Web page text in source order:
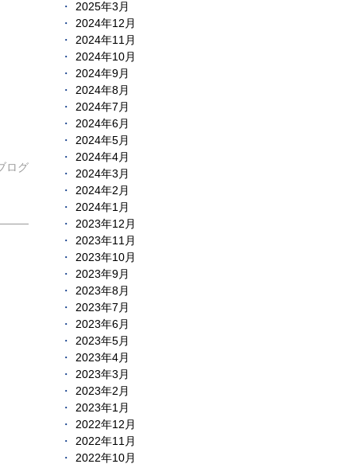
ログ
2025年3月
2024年12月
2024年11月
2024年10月
2024年9月
2024年8月
2024年7月
2024年6月
2024年5月
2024年4月
2024年3月
2024年2月
2024年1月
2023年12月
2023年11月
2023年10月
2023年9月
2023年8月
2023年7月
2023年6月
2023年5月
2023年4月
2023年3月
2023年2月
2023年1月
2022年12月
2022年11月
2022年10月